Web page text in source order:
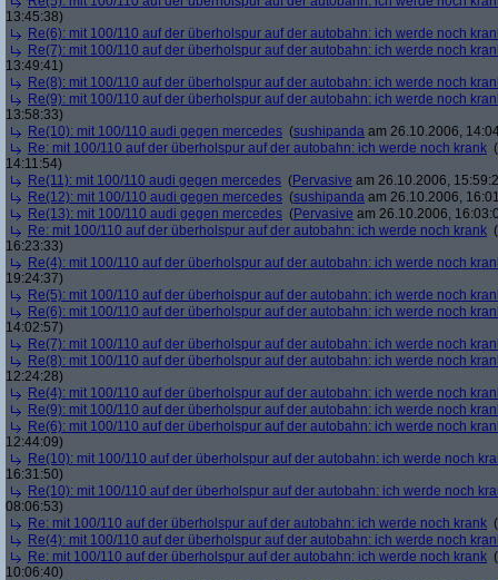
13:45:38)
Re(6): mit 100/110 auf der überholspur auf der autobahn: ich werde noch
Re(7): mit 100/110 auf der überholspur auf der autobahn: ich werde noch
13:49:41)
Re(8): mit 100/110 auf der überholspur auf der autobahn: ich werde noch
Re(9): mit 100/110 auf der überholspur auf der autobahn: ich werde noch
13:58:33)
Re(10): mit 100/110 audi gegen mercedes (sushipanda am 26.10.2006,
Re: mit 100/110 auf der überholspur auf der autobahn: ich werde noch krank (
14:11:54)
Re(11): mit 100/110 audi gegen mercedes (Pervasive am 26.10.2006,
Re(12): mit 100/110 audi gegen mercedes (sushipanda am 26.10.2006,
Re(13): mit 100/110 audi gegen mercedes (Pervasive am 26.10.2006,
Re: mit 100/110 auf der überholspur auf der autobahn: ich werde noch krank (
16:23:33)
Re(4): mit 100/110 auf der überholspur auf der autobahn: ich werde noch
19:24:37)
Re(5): mit 100/110 auf der überholspur auf der autobahn: ich werde noch
Re(6): mit 100/110 auf der überholspur auf der autobahn: ich werde noch
14:02:57)
Re(7): mit 100/110 auf der überholspur auf der autobahn: ich werde noch
Re(8): mit 100/110 auf der überholspur auf der autobahn: ich werde noch
12:24:28)
Re(4): mit 100/110 auf der überholspur auf der autobahn: ich werde noch
Re(9): mit 100/110 auf der überholspur auf der autobahn: ich werde noch
Re(6): mit 100/110 auf der überholspur auf der autobahn: ich werde noch
12:44:09)
Re(10): mit 100/110 auf der überholspur auf der autobahn: ich werde noch
16:31:50)
Re(10): mit 100/110 auf der überholspur auf der autobahn: ich werde noch
08:06:53)
Re: mit 100/110 auf der überholspur auf der autobahn: ich werde noch krank (
Re(4): mit 100/110 auf der überholspur auf der autobahn: ich werde noch
Re: mit 100/110 auf der überholspur auf der autobahn: ich werde noch krank (
10:06:40)